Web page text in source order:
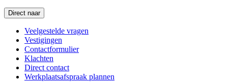
Direct naar
Veelgestelde vragen
Vestigingen
Contactformulier
Klachten
Direct contact
Werkplaatsafspraak plannen